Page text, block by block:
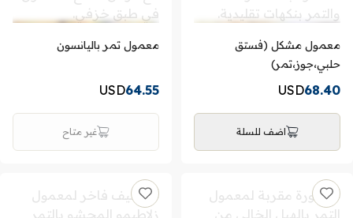
معمول مشكل (فستق
حلبي،جوز،تمر)
68.40
USD
اضف للسلة
معمول تمر باليانسون
64.55
USD
غير متاح